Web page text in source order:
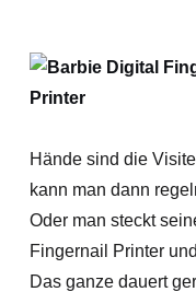
Hände sind die
kann man dann
Oder man steckt
Fingernail Printer
Das ganze dauert